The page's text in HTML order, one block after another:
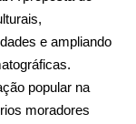
e ampliando
popular na
moradores